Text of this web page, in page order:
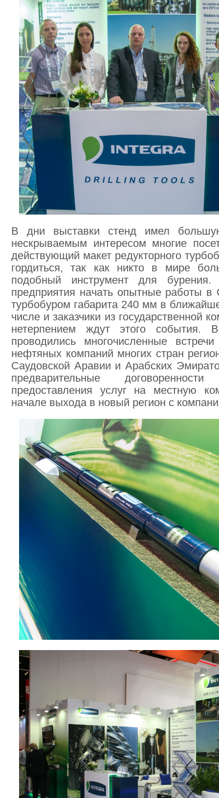
В дни выставки стенд имел
нескрываемым интересом многие
действующий макет редукторного
гордиться, так как никто в мире
подобный инструмент для
предприятия начать опытные работы
турбобуром габарита 240 мм в
числе и заказчики из государственной
нетерпением ждут этого события.
проводились многочисленные
нефтяных компаний многих стран
Саудовской Аравии и Арабских
предварительные
предоставления услуг на местную
начале выхода в новый регион с